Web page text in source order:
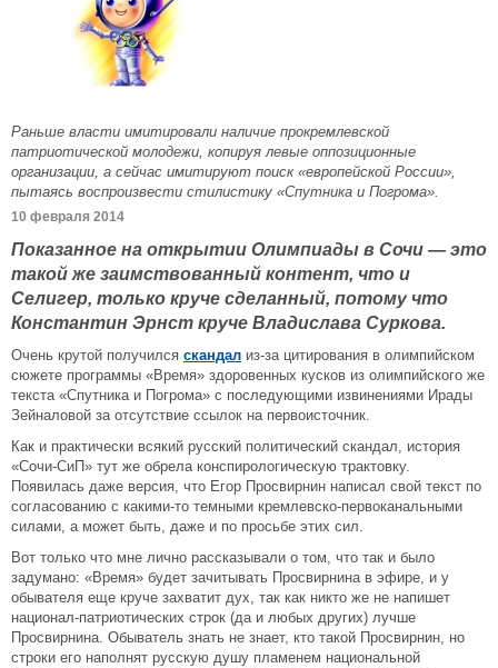
Раньше власти имитировали наличие прокремлевской
патриотической молодежи, копируя левые оппозиционные
организации, а сейчас имитируют поиск «европейской России»,
пытаясь воспроизвести стилистику «Спутника и Погрома».
10 февраля 2014
Показанное на открытии Олимпиады в Сочи — это
такой же заимствованный контент, что и
Селигер, только круче сделанный, потому что
Константин Эрнст круче Владислава Суркова.
Очень крутой получился скандал из-за цитирования в олимпийском
сюжете программы «Время» здоровенных кусков из олимпийского же
текста «Спутника и Погрома» с последующими извинениями Ирады
Зейналовой за отсутствие ссылок на первоисточник.
Как и практически всякий русский политический скандал, история
«Сочи-СиП» тут же обрела конспирологическую трактовку.
Появилась даже версия, что Егор Просвирнин написал свой текст по
согласованию с какими-то темными кремлевско-первоканальными
силами, а может быть, даже и по просьбе этих сил.
Вот только что мне лично рассказывали о том, что так и было
задумано: «Время» будет зачитывать Просвирнина в эфире, и у
обывателя еще круче захватит дух, так как никто же не напишет
национал-патриотических строк (да и любых других) лучше
Просвирнина. Обыватель знать не знает, кто такой Просвирнин, но
строки его наполнят русскую душу пламенем национальной